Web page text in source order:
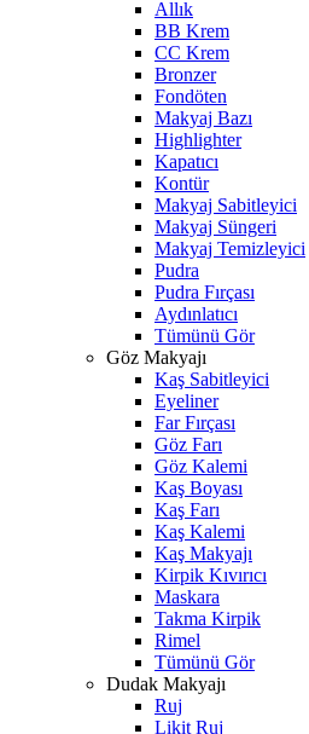
Allık
BB Krem
CC Krem
Bronzer
Fondöten
Makyaj Bazı
Highlighter
Kapatıcı
Kontür
Makyaj Sabitleyici
Makyaj Süngeri
Makyaj Temizleyici
Pudra
Pudra Fırçası
Aydınlatıcı
Tümünü Gör
Göz Makyajı
Kaş Sabitleyici
Eyeliner
Far Fırçası
Göz Farı
Göz Kalemi
Kaş Boyası
Kaş Farı
Kaş Kalemi
Kaş Makyajı
Kirpik Kıvırıcı
Maskara
Takma Kirpik
Rimel
Tümünü Gör
Dudak Makyajı
Ruj
Likit Ruj